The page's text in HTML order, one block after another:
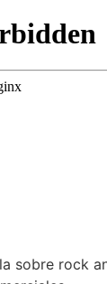
sobre rock